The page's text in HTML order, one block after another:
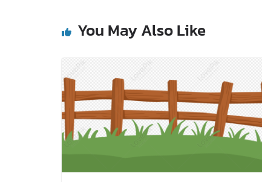
You May Also Like